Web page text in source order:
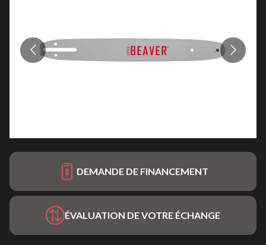
DEMANDE DE FINANCEMENT
ÉVALUATION DE VOTRE ÉCHANGE